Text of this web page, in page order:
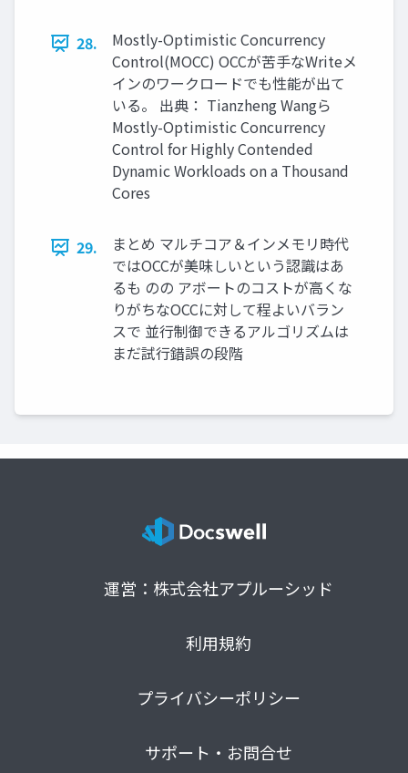
28.
Mostly-Optimistic Concurrency
Control(MOCC) OCCが苦手なWriteメ
インのワークロードでも性能が出て
いる。 出典： Tianzheng Wangら
Mostly-Optimistic Concurrency
Control for Highly Contended
Dynamic Workloads on a Thousand
Cores
29.
まとめ マルチコア＆インメモリ時代
ではOCCが美味しいという認識はあ
るも のの アボートのコストが高くな
りがちなOCCに対して程よいバラン
スで 並行制御できるアルゴリズムは
まだ試行錯誤の段階
運営：株式会社アプルーシッド
利用規約
プライバシーポリシー
サポート・お問合せ